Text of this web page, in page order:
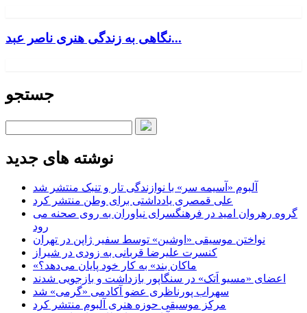
نگاهی به زندگی هنری ناصر عبد...
جستجو
نوشته های جدید
آلبوم «آسیمه سر» با نوازندگی تار و تنبک منتشر شد
علی قمصری یادداشتی برای وطن منتشر کرد
گروه رهروان امید در فرهنگسرای نیاوران به روی صحنه می
رود
نواختن موسیقی «اوشین» توسط سفیر ژاپن در تهران
کنسرت علیرضا قربانی به زودی در شیراز
«ماکان بند» به کار خود پایان می‌دهد؟
اعضای «مسیو اَتک» در سنگاپور بازداشت و بازجویی شدند
سهراب پورناظری عضو آکادمی «گرمی» شد
مرکز موسیقی حوزه هنری آلبوم منتشر کرد